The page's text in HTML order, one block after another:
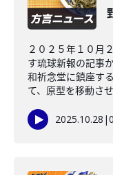
２０２５年１０月
す琉球新報の記事
和祈念堂に鎮座す
て、原型を移動さ
2025.10.28 |